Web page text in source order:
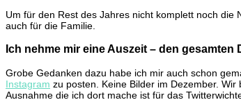
Um für den Rest des Jahres nicht komplett noch
auch für die Familie.
Ich nehme mir eine Auszeit – den gesamten
Grobe Gedanken dazu habe ich mir auch schon
Instagram zu posten. Keine Bilder im Dezember.
Ausnahme die ich dort mache ist für das